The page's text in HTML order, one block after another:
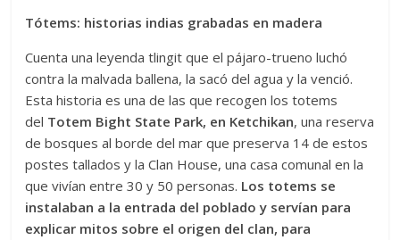
Tótems: historias indias grabadas en madera
Cuenta una leyenda tlingit que el pájaro-trueno luchó
contra la malvada ballena, la sacó del agua y la venció.
Esta historia es una de las que recogen los totems
del Totem Bight State Park, en Ketchikan, una reserva
de bosques al borde del mar que preserva 14 de estos
postes tallados y la Clan House, una casa comunal en la
que vivían entre 30 y 50 personas. Los totems se
instalaban a la entrada del poblado y servían para
explicar mitos sobre el origen del clan, para